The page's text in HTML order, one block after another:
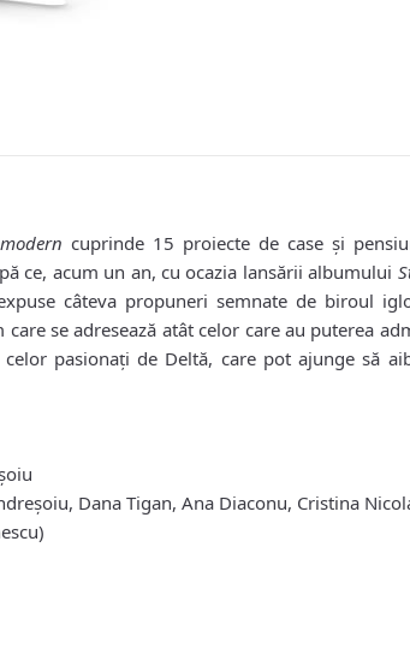
cuprinde 15 proiecte de case şi
ce, acum un an, cu ocazia lansării albumului
câteva propuneri semnate de biroul
se adresează atât celor care au puterea
pasionaţi de Deltă, care pot ajunge să
Dana Tigan, Ana Diaconu, Cristina